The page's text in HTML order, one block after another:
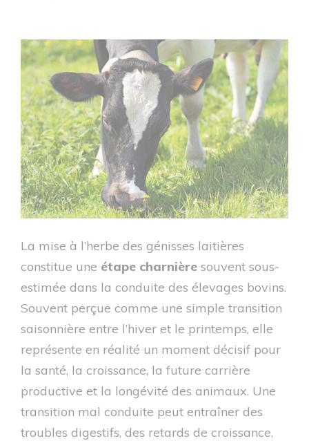
La mise à l’herbe des génisses laitières
constitue une étape charnière souvent sous-
estimée dans la conduite des élevages bovins.
Souvent perçue comme une simple transition
saisonnière entre l’hiver et le printemps, elle
représente en réalité un moment décisif pour
la santé, la croissance, la future carrière
productive et la longévité des animaux. Une
transition mal conduite peut entraîner des
troubles digestifs, des retards de croissance,